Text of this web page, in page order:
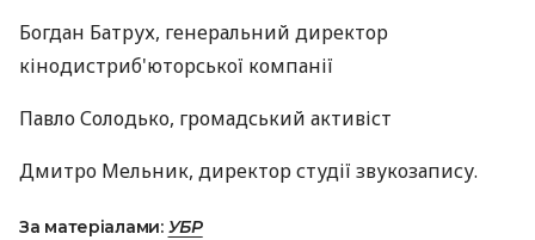
Богдан Батрух, генеральний директор
кінодистриб'юторської компанії
Павло Солодько, громадський активіст
Дмитро Мельник, директор студії звукозапису.
За матеріалами: УБР